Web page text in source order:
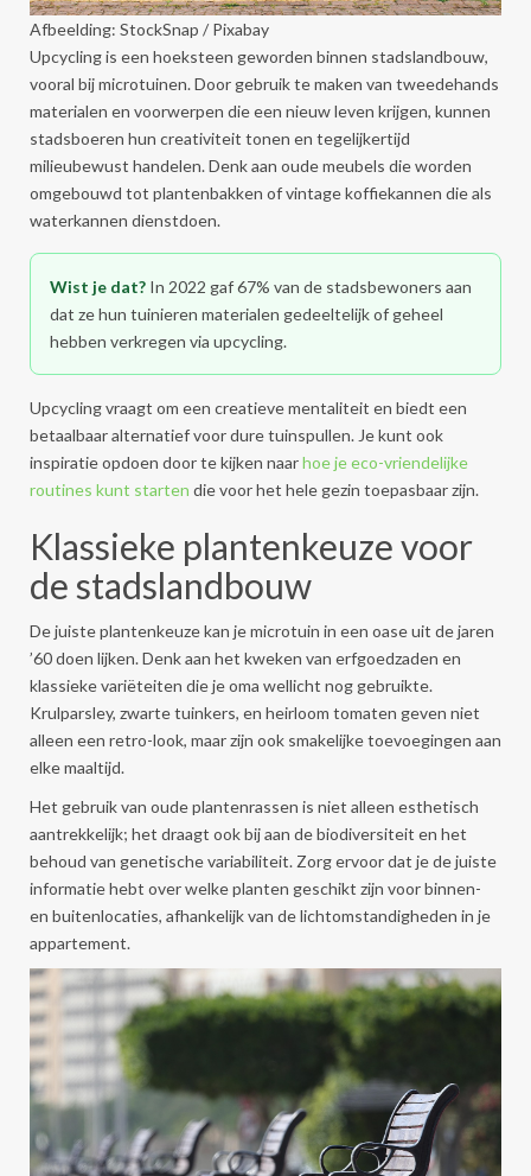
Afbeelding: StockSnap / Pixabay
Upcycling is een hoeksteen geworden binnen stadslandbouw,
vooral bij microtuinen. Door gebruik te maken van tweedehands
materialen en voorwerpen die een nieuw leven krijgen, kunnen
stadsboeren hun creativiteit tonen en tegelijkertijd
milieubewust handelen. Denk aan oude meubels die worden
omgebouwd tot plantenbakken of vintage koffiekannen die als
waterkannen dienstdoen.
Wist je dat? In 2022 gaf 67% van de stadsbewoners aan
dat ze hun tuinieren materialen gedeeltelijk of geheel
hebben verkregen via upcycling.
Upcycling vraagt om een creatieve mentaliteit en biedt een
betaalbaar alternatief voor dure tuinspullen. Je kunt ook
inspiratie opdoen door te kijken naarhoe je eco-vriendelijke
routines kunt starten die voor het hele gezin toepasbaar zijn.
Klassieke plantenkeuze voor
de stadslandbouw
De juiste plantenkeuze kan je microtuin in een oase uit de jaren
’60 doen lijken. Denk aan het kweken van erfgoedzaden en
klassieke variëteiten die je oma wellicht nog gebruikte.
Krulparsley, zwarte tuinkers, en heirloom tomaten geven niet
alleen een retro-look, maar zijn ook smakelijke toevoegingen aan
elke maaltijd.
Het gebruik van oude plantenrassen is niet alleen esthetisch
aantrekkelijk; het draagt ook bij aan de biodiversiteit en het
behoud van genetische variabiliteit. Zorg ervoor dat je de juiste
informatie hebt over welke planten geschikt zijn voor binnen-
en buitenlocaties, afhankelijk van de lichtomstandigheden in je
appartement.